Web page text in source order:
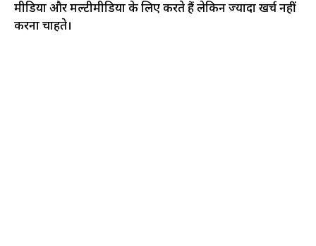
मीडिया और मल्टीमीडिया के लिए करते हैं लेकिन ज्यादा खर्च नहीं
करना चाहते।